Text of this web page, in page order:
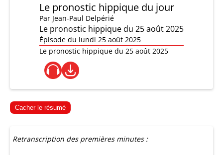
Le pronostic hippique du jour
Par Jean-Paul Delpérié
Le pronostic hippique du 25 août 2025
Épisode du lundi 25 août 2025
Le pronostic hippique du 25 août 2025
Cacher le résumé
Retranscription des premières minutes :